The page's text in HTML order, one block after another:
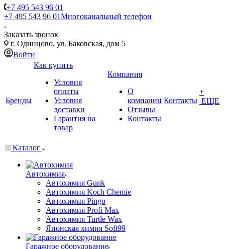
+7 495 543 96 01
+7 495 543 96 01Многоканальный телефон
Заказать звонок
г. Одинцово, ул. Баковская, дом 5
Войти
Бренды
Как купить
Условия
оплаты
Условия
доставки
Гарантия на
товар
Компания
О
компании
Отзывы
Контакты
Контакты
+
ЕЩЕ
Каталог
Автохимия
Автохимия Gunk
Автохимия Koch Chemie
Автохимия Pingo
Автохимия Profi Max
Автохимия Turtle Wax
Японская химия Soft99
Гаражное оборудование